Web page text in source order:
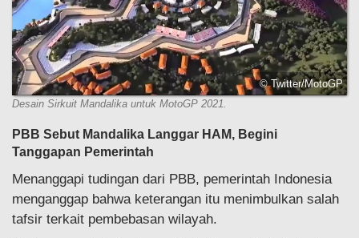
© Twitter/MotoGP
Desain Sirkuit Mandalika untuk MotoGP 2021.
PBB Sebut Mandalika Langgar HAM, Begini
Tanggapan Pemerintah
Menanggapi tudingan dari PBB, pemerintah Indonesia
menganggap bahwa keterangan itu menimbulkan salah
tafsir terkait pembebasan wilayah.